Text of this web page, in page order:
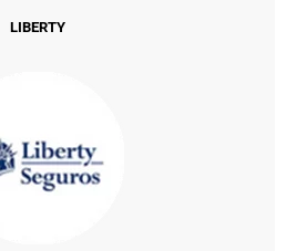
LIBERTY